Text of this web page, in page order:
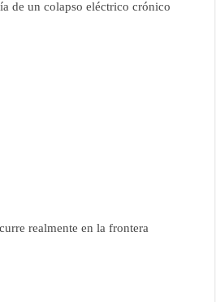
de un colapso eléctrico crónico
realmente en la frontera